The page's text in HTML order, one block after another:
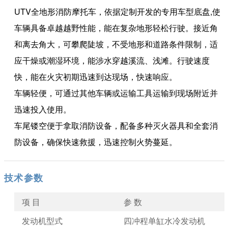
UTV全地形消防摩托车，依据定制开发的专用车型底盘,使
车辆具备卓越越野性能，能在复杂地形轻松行驶。接近角
和离去角大，可攀爬陡坡，不受地形和道路条件限制，适
应干燥或潮湿环境，能涉水穿越溪流、浅滩。行驶速度
快，能在火灾初期迅速到达现场，快速响应。
车辆轻便，可通过其他车辆或运输工具运输到现场附近并
迅速投入使用。
车尾镂空便于拿取消防设备，配备多种灭火器具和全套消
防设备，确保快速救援，迅速控制火势蔓延。
技术参数
项 目
参 数
发动机型式
四冲程单缸水冷发动机